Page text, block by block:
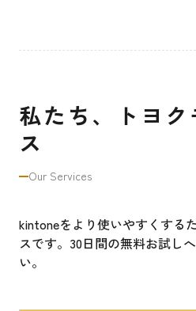
私たち、トヨ
ス
Our Services
kintoneをより使いやすくする
スです。30日間の無料お試し
い。